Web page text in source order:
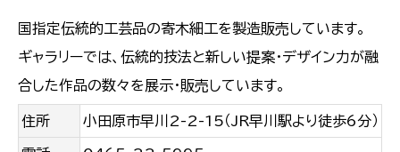
国指定伝統的工芸品の寄木細工を製造販売しています。
ギャラリーでは、伝統的技法と新しい提案・デザイン力が融
合した作品の数々を展示・販売しています。
住所 小田原市早川2-2-15（JR早川駅より徒歩6分）